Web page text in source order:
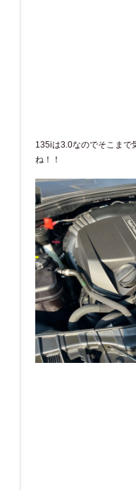
135iは3.0なのでそこまで
ね！！